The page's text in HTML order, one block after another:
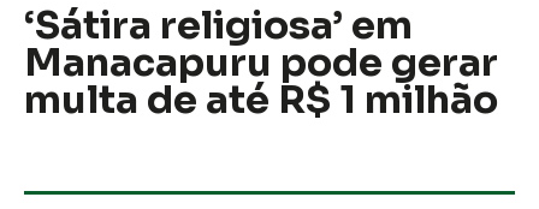
‘Sátira religiosa’ em
Manacapuru pode gerar
multa de até R$ 1 milhão